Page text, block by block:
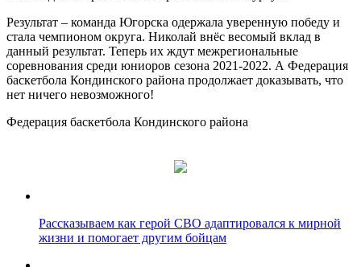
Результат – команда Югорска одержала уверенную победу и
стала чемпионом округа. Николай внёс весомый вклад в
данный результат. Теперь их ждут межрегиональные
соревнования среди юниоров сезона 2021-2022. А Федерация
баскетбола Кондинского района продолжает доказывать, что
нет ничего невозможного!
Федерация баскетбола Кондинского района
Рассказываем как герой СВО адаптировался к мирной
жизни и помогает другим бойцам